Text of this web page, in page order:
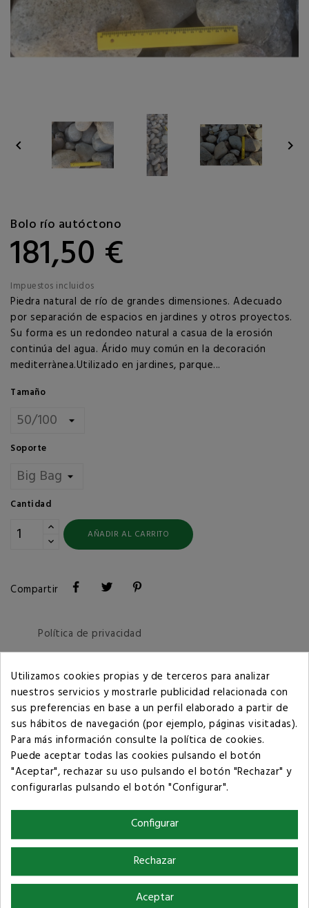
 
Bolo río autóctono
181,50 €
Impuestos incluidos
Piedra natural de río de grandes dimensiones. Adecuado
por separación de espacios en jardines y otros proyectos.
Su forma es un redondeo natural a casua de la erosión
continúa del agua. Árido muy común en la decoración
mediterrànea.Utilizado en jardines, parque...
Tamaño
Soporte
Cantidad
AÑADIR AL CARRITO
Compartir
Política de privacidad
Términos y condiciones de compra
Utilizamos cookies propias y de terceros para analizar
nuestros servicios y mostrarle publicidad relacionada con
sus preferencias en base a un perfil elaborado a partir de
sus hábitos de navegación (por ejemplo, páginas visitadas).
Para más información consulte la política de cookies.
Puede aceptar todas las cookies pulsando el botón
"Aceptar", rechazar su uso pulsando el botón "Rechazar" y
configurarlas pulsando el botón "Configurar".
Configurar
Rechazar
Aceptar